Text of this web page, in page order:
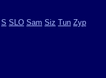
S SLO Sam Siz Tun Zyp